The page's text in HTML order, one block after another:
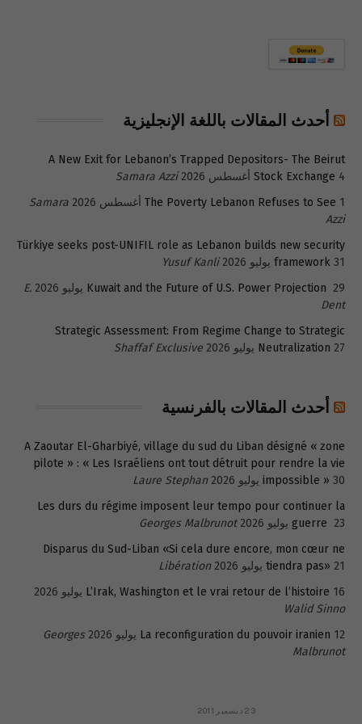
أحدث المقالات باللغة الإنجليزية
A New Exit for Lebanon’s Trapped Depositors- The Beirut
Stock Exchange 4 أغسطس 2026
Samara Azzi
The Poverty Lebanon Refuses to See 1 أغسطس 2026
Samara
Azzi
Türkiye seeks post-UNIFIL role as Lebanon builds new security
framework 31 يوليو 2026
Yusuf Kanli
Kuwait and the Future of U.S. Power Projection 29 يوليو 2026
E.
Dent
Strategic Assessment: From Regime Change to Strategic
Neutralization 27 يوليو 2026 Shaffaf Exclusive
أحدث المقالات بالفرنسية
A Zaoutar El-Gharbiyé, village du sud du Liban désigné « zone
pilote » : « Les Israéliens ont tout détruit pour rendre la vie
impossible » 30 يوليو 2026
Laure Stephan
Les durs du régime imposent leur tempo pour continuer la
guerre 23 يوليو 2026
Georges Malbrunot
Disparus du Sud-Liban «Si cela dure encore, mon cœur ne
tiendra pas» 21 يوليو 2026
Libération
L’Irak, Washington et le vrai retour de l’histoire 16 يوليو 2026
Walid Sinno
La reconfiguration du pouvoir iranien 12 يوليو 2026
Georges
Malbrunot
23 ديسمبر 2011